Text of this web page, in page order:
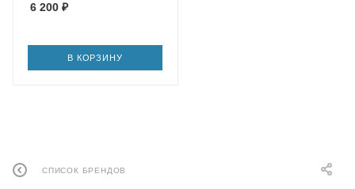
6 200 ₽
В КОРЗИНУ
СПИСОК БРЕНДОВ